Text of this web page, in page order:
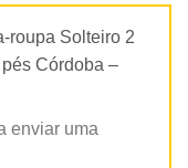
roupa Solteiro 2
Córdoba –
enviar uma